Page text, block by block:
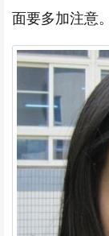
面要多加注意。